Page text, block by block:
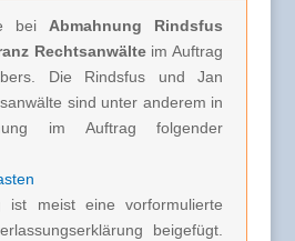
beiAbmahnung Rindsfus
Rechtsanwälteim Auftrag
Die Rindsfus und Jan
sind unter anderem in
im Auftrag folgender
ist meist eine vorformulierte
beigefügt.